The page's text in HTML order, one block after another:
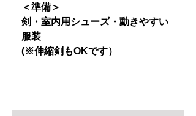
＜準備＞
剣・室内用シューズ・動きやすい
服装
(※伸縮剣もOKです）